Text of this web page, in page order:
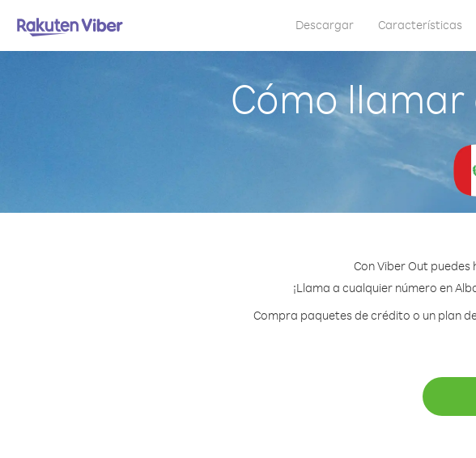
Descargar Características
Cómo llamar
Con Viber Out
¡Llama a cualquier número en
Compra paquetes de crédito o un plan